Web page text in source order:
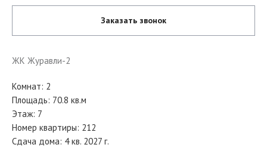
Заказать звонок
ЖК Журавли-2
Комнат: 2
Площадь: 70.8 кв.м
Этаж: 7
Номер квартиры: 212
Сдача дома: 4 кв. 2027 г.